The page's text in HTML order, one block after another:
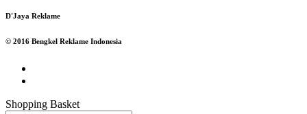
D'Jaya Reklame
© 2016 Bengkel Reklame Indonesia
Shopping Basket